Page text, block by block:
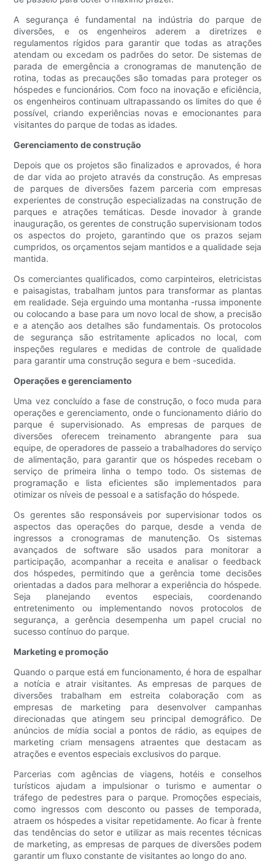
A segurança é fundamental na indústria do parque de
diversões, e os engenheiros aderem a diretrizes e
regulamentos rígidos para garantir que todas as atrações
atendam ou excedam os padrões do setor. De sistemas de
parada de emergência a cronogramas de manutenção de
rotina, todas as precauções são tomadas para proteger os
hóspedes e funcionários. Com foco na inovação e eficiência,
os engenheiros continuam ultrapassando os limites do que é
possível, criando experiências novas e emocionantes para
visitantes do parque de todas as idades.
Gerenciamento de construção
Depois que os projetos são finalizados e aprovados, é hora
de dar vida ao projeto através da construção. As empresas
de parques de diversões fazem parceria com empresas
experientes de construção especializadas na construção de
parques e atrações temáticas. Desde inovador à grande
inauguração, os gerentes de construção supervisionam todos
os aspectos do projeto, garantindo que os prazos sejam
cumpridos, os orçamentos sejam mantidos e a qualidade seja
mantida.
Os comerciantes qualificados, como carpinteiros, eletricistas
e paisagistas, trabalham juntos para transformar as plantas
em realidade. Seja erguindo uma montanha -russa imponente
ou colocando a base para um novo local de show, a precisão
e a atenção aos detalhes são fundamentais. Os protocolos
de segurança são estritamente aplicados no local, com
inspeções regulares e medidas de controle de qualidade
para garantir uma construção segura e bem -sucedida.
Operações e gerenciamento
Uma vez concluído a fase de construção, o foco muda para
operações e gerenciamento, onde o funcionamento diário do
parque é supervisionado. As empresas de parques de
diversões oferecem treinamento abrangente para sua
equipe, de operadores de passeio a trabalhadores do serviço
de alimentação, para garantir que os hóspedes recebam o
serviço de primeira linha o tempo todo. Os sistemas de
programação e lista eficientes são implementados para
otimizar os níveis de pessoal e a satisfação do hóspede.
Os gerentes são responsáveis por supervisionar todos os
aspectos das operações do parque, desde a venda de
ingressos a cronogramas de manutenção. Os sistemas
avançados de software são usados para monitorar a
participação, acompanhar a receita e analisar o feedback
dos hóspedes, permitindo que a gerência tome decisões
orientadas a dados para melhorar a experiência do hóspede.
Seja planejando eventos especiais, coordenando
entretenimento ou implementando novos protocolos de
segurança, a gerência desempenha um papel crucial no
sucesso contínuo do parque.
Marketing e promoção
Quando o parque está em funcionamento, é hora de espalhar
a notícia e atrair visitantes. As empresas de parques de
diversões trabalham em estreita colaboração com as
empresas de marketing para desenvolver campanhas
direcionadas que atingem seu principal demográfico. De
anúncios de mídia social a pontos de rádio, as equipes de
marketing criam mensagens atraentes que destacam as
atrações e eventos especiais exclusivos do parque.
Parcerias com agências de viagens, hotéis e conselhos
turísticos ajudam a impulsionar o turismo e aumentar o
tráfego de pedestres para o parque. Promoções especiais,
como ingressos com desconto ou passes de temporada,
atraem os hóspedes a visitar repetidamente. Ao ficar à frente
das tendências do setor e utilizar as mais recentes técnicas
de marketing, as empresas de parques de diversões podem
garantir um fluxo constante de visitantes ao longo do ano.